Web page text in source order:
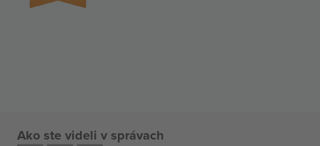
Ako ste videli v správach